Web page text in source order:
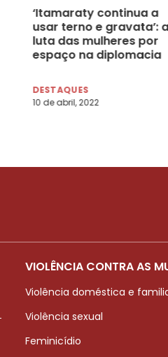
‘Itamaraty continua a
usar terno e gravata’: a
luta das mulheres por
espaço na diplomacia
DESTAQUES
10 de abril, 2022
VIOLÊNCIA CONTRA AS
Violência doméstica e
Violência sexual
Feminicídio